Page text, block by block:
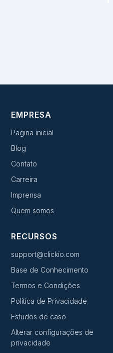
EMPRESA
Pagina inicial
Blog
Contato
Carreira
Imprensa
Quem somos
RECURSOS
support@clickio.com
Base de Conhecimento
Termos e Condições
Política de Privacidade
Estudos de caso
Alterar configurações de
privacidade